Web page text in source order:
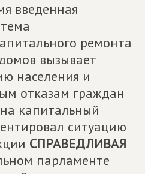
введенная
ремонта
вызывает
населения и
отказам граждан
капитальный
ситуацию
СПРАВЕДЛИВАЯ
парламенте